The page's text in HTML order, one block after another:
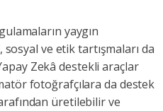
yaygın
ve etik tartışmaları da
Zekâ destekli araçlar
fotoğrafçılara da destek
üretilebilir ve